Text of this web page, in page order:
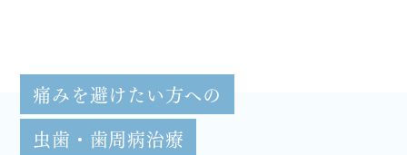
痛みを避けたい方への
虫歯・歯周病治療